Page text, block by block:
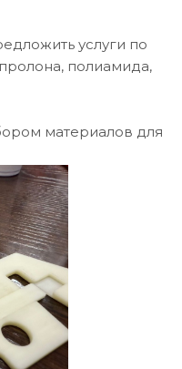
услуги по
полиамида,
материалов для